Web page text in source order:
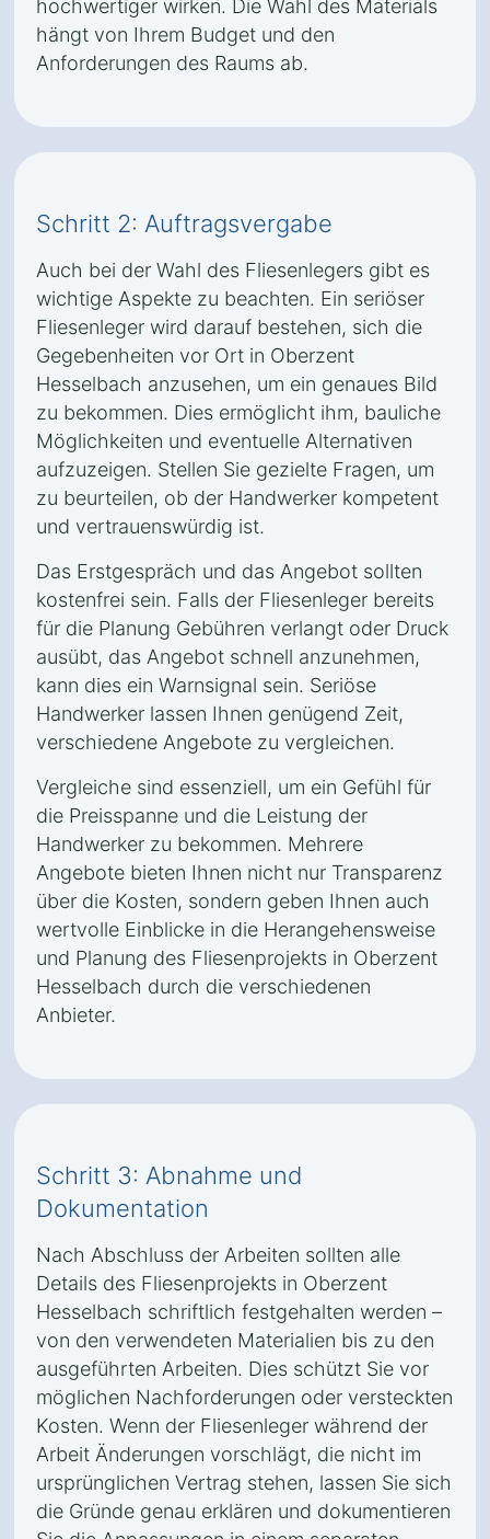
hochwertiger wirken. Die Wahl des Materials
hängt von Ihrem Budget und den
Anforderungen des Raums ab.
Schritt 2: Auftragsvergabe
Auch bei der Wahl des Fliesenlegers gibt es
wichtige Aspekte zu beachten. Ein seriöser
Fliesenleger wird darauf bestehen, sich die
Gegebenheiten vor Ort in Oberzent
Hesselbach anzusehen, um ein genaues Bild
zu bekommen. Dies ermöglicht ihm, bauliche
Möglichkeiten und eventuelle Alternativen
aufzuzeigen. Stellen Sie gezielte Fragen, um
zu beurteilen, ob der Handwerker kompetent
und vertrauenswürdig ist.
Das Erstgespräch und das Angebot sollten
kostenfrei sein. Falls der Fliesenleger bereits
für die Planung Gebühren verlangt oder Druck
ausübt, das Angebot schnell anzunehmen,
kann dies ein Warnsignal sein. Seriöse
Handwerker lassen Ihnen genügend Zeit,
verschiedene Angebote zu vergleichen.
Vergleiche sind essenziell, um ein Gefühl für
die Preisspanne und die Leistung der
Handwerker zu bekommen. Mehrere
Angebote bieten Ihnen nicht nur Transparenz
über die Kosten, sondern geben Ihnen auch
wertvolle Einblicke in die Herangehensweise
und Planung des Fliesenprojekts in Oberzent
Hesselbach durch die verschiedenen
Anbieter.
Schritt 3: Abnahme und
Dokumentation
Nach Abschluss der Arbeiten sollten alle
Details des Fliesenprojekts in Oberzent
Hesselbach schriftlich festgehalten werden –
von den verwendeten Materialien bis zu den
ausgeführten Arbeiten. Dies schützt Sie vor
möglichen Nachforderungen oder versteckten
Kosten. Wenn der Fliesenleger während der
Arbeit Änderungen vorschlägt, die nicht im
ursprünglichen Vertrag stehen, lassen Sie sich
die Gründe genau erklären und dokumentieren